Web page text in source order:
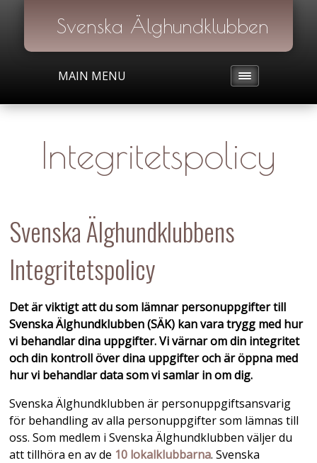
Svenska Älghundklubben
MAIN MENU
Integritetspolicy
Svenska Älghundklubbens
Integritetspolicy
Det är viktigt att du som lämnar personuppgifter till
Svenska Älghundklubben (SÄK) kan vara trygg med hur
vi behandlar dina uppgifter. Vi värnar om din integritet
och din kontroll över dina uppgifter och är öppna med
hur vi behandlar data som vi samlar in om dig.
Svenska Älghundklubben är personuppgiftsansvarig
för behandling av alla personuppgifter som lämnas till
oss. Som medlem i Svenska Älghundklubben väljer du
att tillhöra en av de 10 lokalklubbarna. Svenska